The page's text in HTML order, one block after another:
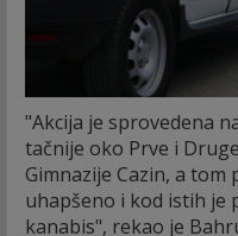
"Akcija je sprovedena
tačnije oko Prve i
Gimnazije Cazin, a
uhapšeno i kod istih je
kanabis", rekao je